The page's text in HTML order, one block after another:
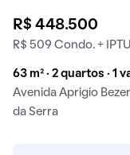
R$ 448.500
R$ 509 Condo. + IPTU
63 m² · 2 quartos · 1
Avenida Aprigio
da Serra